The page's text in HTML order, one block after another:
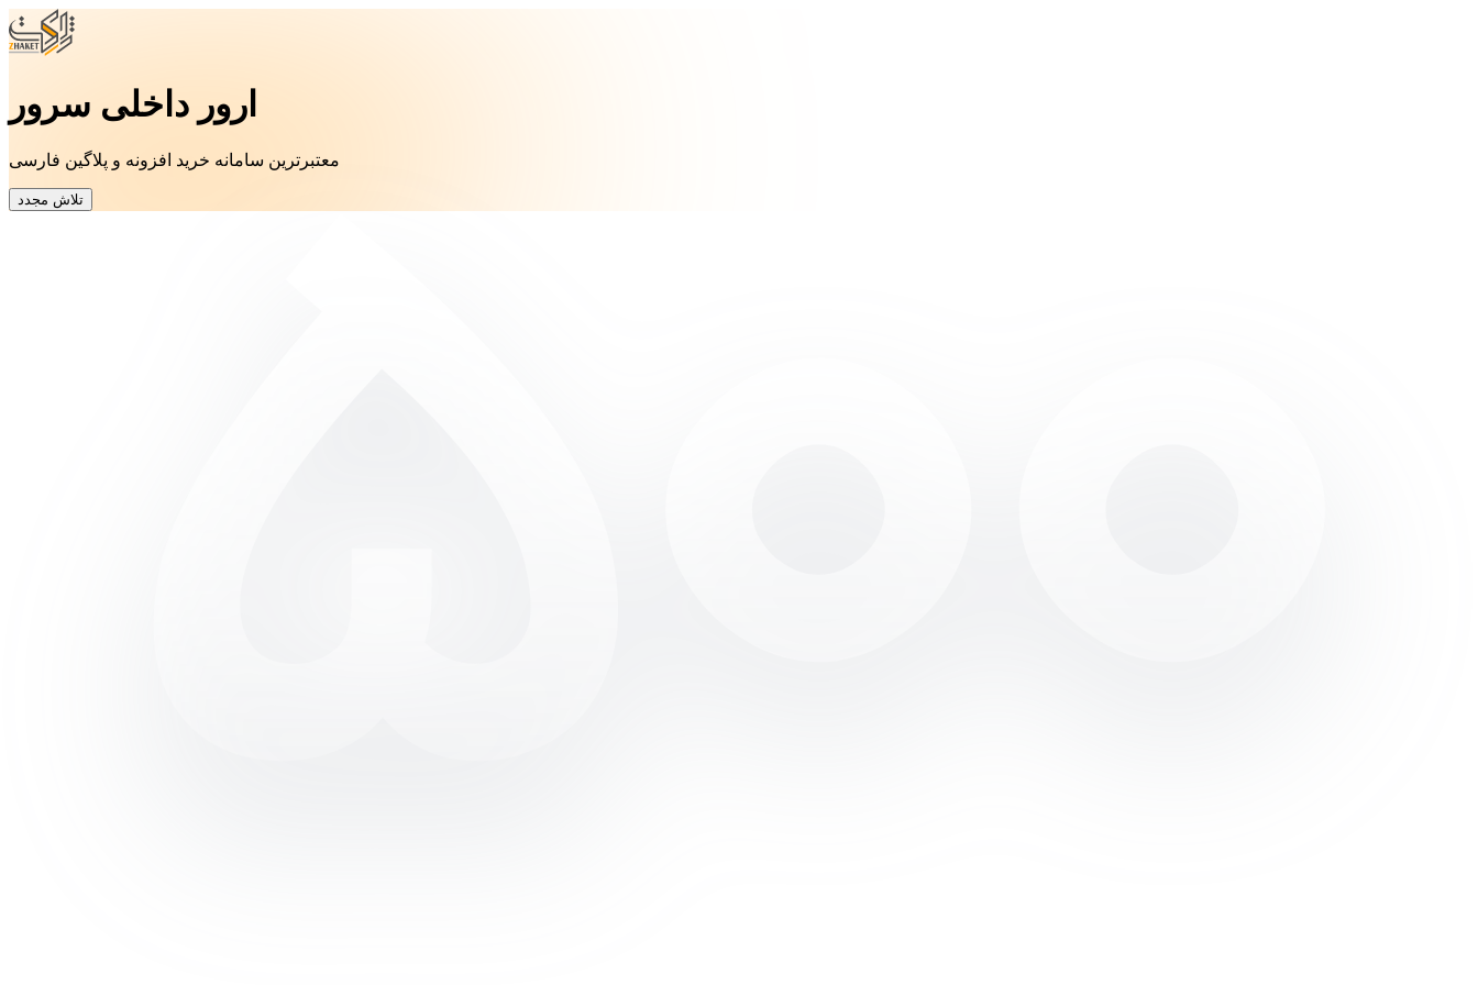
ارور داخلی سرور
معتبرترین سامانه خرید افزونه و پلاگین فارسی
تلاش مجدد